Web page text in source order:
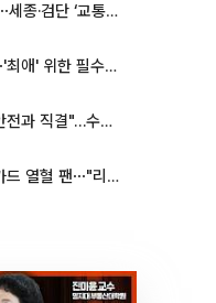
교통축 따라 집값 갈렸다⋯세종·검단 ‘교통 프리미엄’ 뚜렷
콘서트 갈 때 응원봉만?⋯'최애' 위한 필수품 등장이오! [솔드아웃]
이재준 시장 "정전, 시민안전과 직결"…수원시 비상대응체계 가동
'차쥐뿔' 이준영, 포켓몬 카드 열혈 팬⋯"리셀러 처단할 것"